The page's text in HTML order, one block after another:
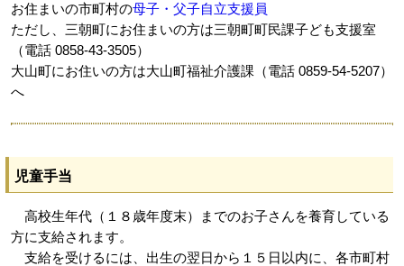
お住まいの市町村の母子・父子自立支援員
ただし、三朝町にお住まいの方は三朝町町民課子ども支援室
（電話 0858-43-3505）
大山町にお住いの方は大山町福祉介護課（電話 0859-54-5207）
へ
児童手当
高校生年代（１８歳年度末）までのお子さんを養育している
方に支給されます。
支給を受けるには、出生の翌日から１５日以内に、各市町村